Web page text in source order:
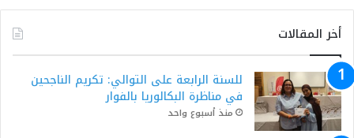
أخر المقالات
للسنة الرابعة على التوالي: تكريم الناجحين
في مناظرة البكالوريا بالفوار
منذ أسبوع واحد